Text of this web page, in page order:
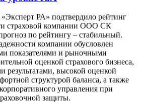
«Эксперт РА» подтвердило рейтинг
страховой компании ООО СК
по рейтингу – стабильный.
компании обусловлен
показателями и рыночными
оценкой страхового бизнеса,
высокой оценкой
структурой баланса, а также
управления при
защиты.